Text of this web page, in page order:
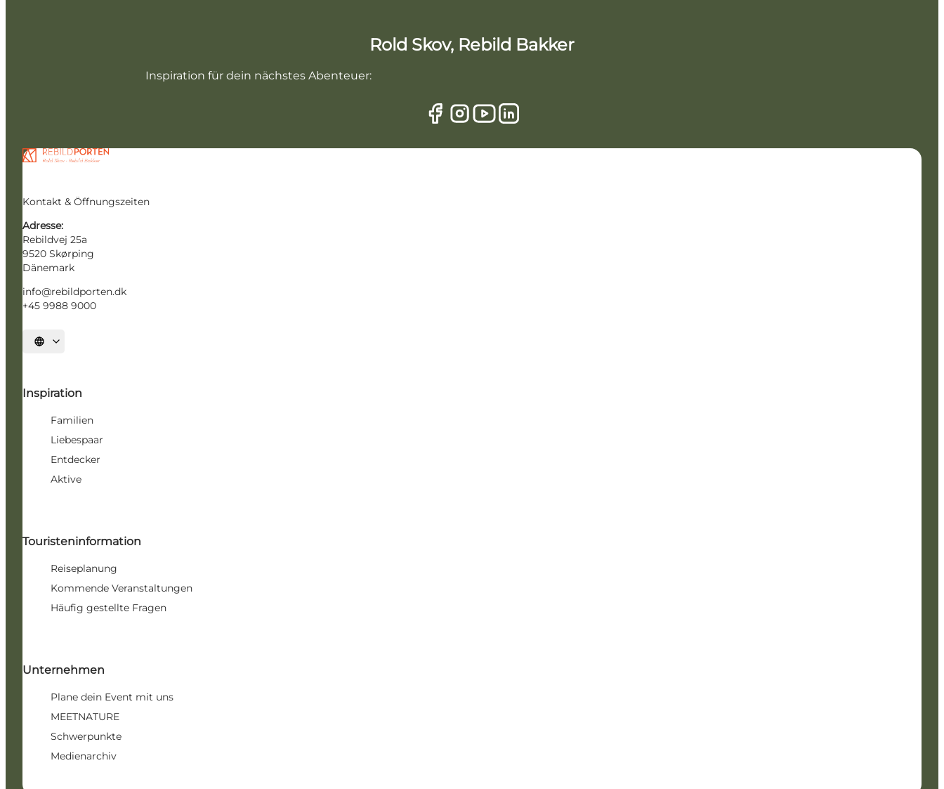
Rold Skov, Rebild Bakker
Inspiration für dein nächstes Abenteuer:
Kontakt & Öffnungszeiten
Adresse:
Rebildvej 25a
9520 Skørping
Dänemark
info@rebildporten.dk
+45 9988 9000
Sprache auswählen
Inspiration
Familien
Liebespaar
Entdecker
Aktive
Touristeninformation
Reiseplanung
Kommende Veranstaltungen
Häufig gestellte Fragen
Unternehmen
Plane dein Event mit uns
MEETNATURE
Schwerpunkte
Medienarchiv